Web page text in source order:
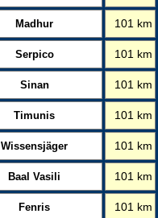
Madhur 101 km
Serpico 101 km
Sinan 101 km
Timunis 101 km
Wissensjäger 101 km
Baal Vasili 101 km
Fenris 101 km